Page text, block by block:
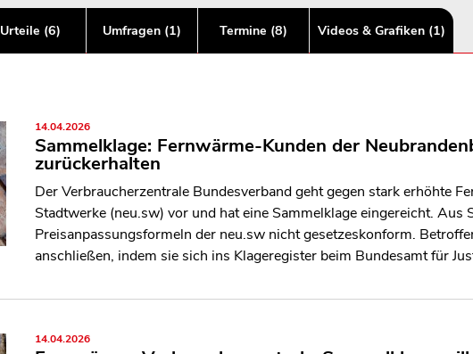
Urteile (6) Umfragen (1) Termine (8) Videos & Grafiken (1)
14.04.2026
Sammelklage: Fernwärme-Kunden der
zurückerhalten
Der Verbraucherzentrale Bundesverband geht gegen stark erhöhte
Stadtwerke (neu.sw) vor und hat eine Sammelklage eingereicht. Aus
Preisanpassungsformeln der neu.sw nicht gesetzeskonform.
anschließen, indem sie sich ins Klageregister beim Bundesamt für
14.04.2026